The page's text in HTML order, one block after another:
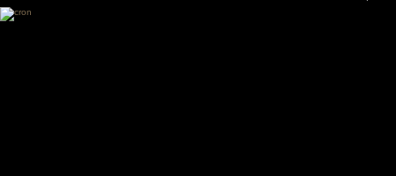
Utilisez l'adresse suivante pour accéder au calendrier des évènements depuis d'autres